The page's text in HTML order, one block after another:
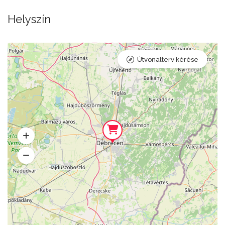
Helyszín
Útvonalterv kérése